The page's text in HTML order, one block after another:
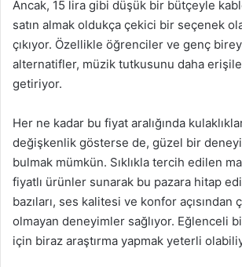
Ancak, 15 lira gibi düşük bir bütçeyle
satın almak oldukça çekici bir seçenek
çıkıyor. Özellikle öğrenciler ve genç
alternatifler, müzik tutkusunu daha
getiriyor.
Her ne kadar bu fiyat aralığında
değişkenlik gösterse de, güzel bir
bulmak mümkün. Sıklıkla tercih edilen
fiyatlı ürünler sunarak bu pazara hitap
bazıları, ses kalitesi ve konfor açısından
olmayan deneyimler sağlıyor. Eğlenceli
için biraz araştırma yapmak yeterli